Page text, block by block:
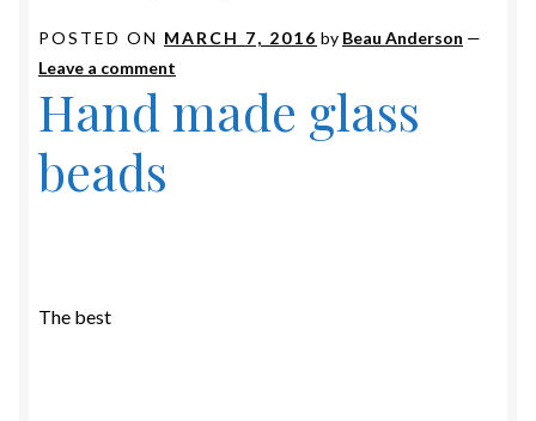
POSTED ON MARCH 7, 2016 by Beau Anderson —
Leave a comment
Hand made glass
beads
The best